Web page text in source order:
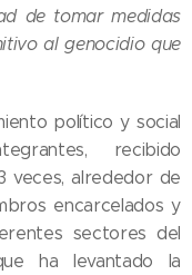
de tomar medidas
al genocidio que
político y social
recibido
veces, alrededor de
encarcelados y
sectores del
ha levantado la